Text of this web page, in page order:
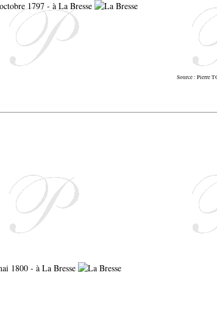
1797 - à La Bresse
Source : Pierre
1800 - à La Bresse